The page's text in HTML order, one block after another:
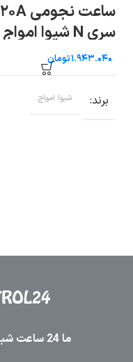
ساعت نجومی ۲۰A
سری N شیوا امواج
تومان
برند شیوا امواج
ما 24 ساعت شبانه روز در کنار شما هستیم